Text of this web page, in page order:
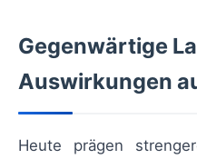
Gegenwärtige
Auswirkungen
Heute prägen